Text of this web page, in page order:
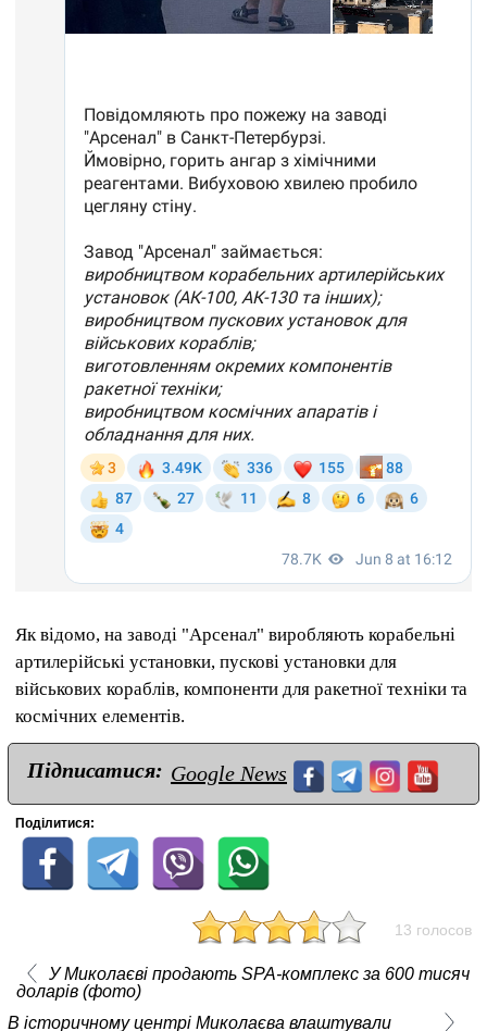
Як відомо, на заводі "Арсенал" виробляють корабельні
артилерійські установки, пускові установки для
військових кораблів, компоненти для ракетної техніки та
космічних елементів.
Підписатися: Google News
Поділитися:
13 голосов
У Миколаєві продають SPA-комплекс за 600 тисяч
доларів (фото)
В історичному центрі Миколаєва влаштували